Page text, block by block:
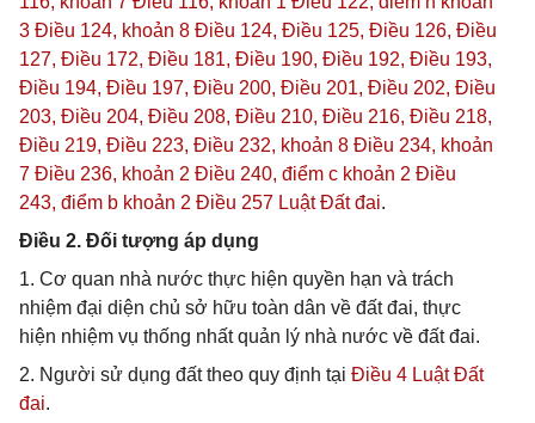
3 Điều 124, khoản 8 Điều 124, Điều 125, Điều 126, Điều
127, Điều 172, Điều 181, Điều 190, Điều 192, Điều 193,
Điều 194, Điều 197, Điều 200, Điều 201, Điều 202, Điều
203, Điều 204, Điều 208, Điều 210, Điều 216, Điều 218,
Điều 219, Điều 223, Điều 232, khoản 8 Điều 234, khoản
7 Điều 236, khoản 2 Điều 240, điểm c khoản 2 Điều
243, điểm b khoản 2 Điều 257 Luật Đất đai.
Điều 2. Đối tượng áp dụng
1. Cơ quan nhà nước thực hiện quyền hạn và trách
nhiệm đại diện chủ sở hữu toàn dân về đất đai, thực
hiện nhiệm vụ thống nhất quản lý nhà nước về đất đai.
2. Người sử dụng đất theo quy định tại Điều 4 Luật Đất
đai.